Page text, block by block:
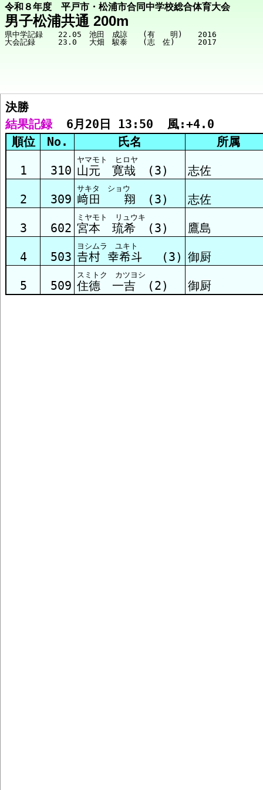
令和８年度 平戸市・松浦市合同中学校総合体育大会
男子松浦共通 200m
県中学記録　　22.05　池田　成諒　　(有　　明)　　2016
競技メニューへ
決勝 結果
決勝
結果記録
  6月20日 13:50  風:+4.0
順位
No. 氏名 所属
1 310
ヤマモト ヒロヤ
山元 寛哉 (3) 志佐
2 309
サキタ ショウ
﨑田 翔 (3) 志佐
3 602
ミヤモト リュウキ
宮本 琉希 (3) 鷹島
4 503
ヨシムラ ユキト
𠮷村 幸希斗 (3) 御厨
5 509
スミトク カツヨシ
住德 一吉 (2) 御厨